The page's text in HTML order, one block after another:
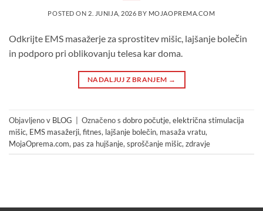
POSTED ON 2. JUNIJA, 2026 BY MOJAOPREMA.COM
Odkrijte EMS masažerje za sprostitev mišic, lajšanje bolečin
in podporo pri oblikovanju telesa kar doma.
NADALJUJ Z BRANJEM →
Objavljeno v BLOG Označeno s dobro počutje, električna stimulacija
mišic, EMS masažerji, fitnes, lajšanje bolečin, masaža vratu,
MojaOprema.com, pas za hujšanje, sproščanje mišic, zdravje